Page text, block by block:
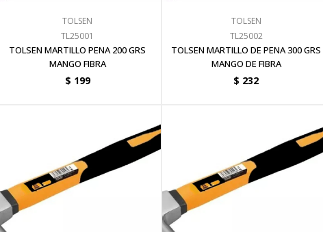
TOLSEN
TL25001
TOLSEN MARTILLO PENA 200 GRS
MANGO FIBRA
$ 199
TOLSEN
TL25002
TOLSEN MARTILLO DE PENA 300 GRS
MANGO DE FIBRA
$ 232